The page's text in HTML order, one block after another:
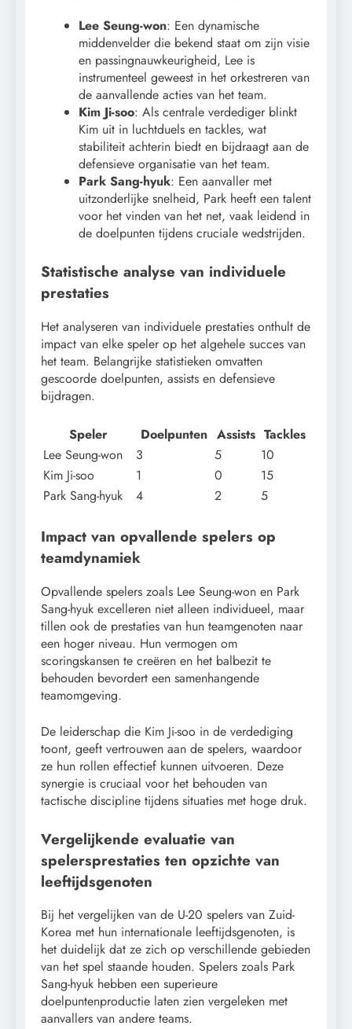
Lee Seung-won: Een dynamische
middenvelder die bekend staat om zijn visie
en passingnauwkeurigheid, Lee is
instrumenteel geweest in het orkestreren van
de aanvallende acties van het team.
Kim Ji-soo: Als centrale verdediger blinkt
Kim uit in luchtduels en tackles, wat
stabiliteit achterin biedt en bijdraagt aan de
defensieve organisatie van het team.
Park Sang-hyuk: Een aanvaller met
uitzonderlijke snelheid, Park heeft een talent
voor het vinden van het net, vaak leidend in
de doelpunten tijdens cruciale wedstrijden.
Statistische analyse van individuele
prestaties
Het analyseren van individuele prestaties onthult de
impact van elke speler op het algehele succes van
het team. Belangrijke statistieken omvatten
gescoorde doelpunten, assists en defensieve
bijdragen.
Speler Doelpunten Assists Tackles
Lee Seung-won
3 5
10
Kim Ji-soo
1 0
15
Park Sang-hyuk
4 2 5
Impact van opvallende spelers op
teamdynamiek
Opvallende spelers zoals Lee Seung-won en Park
Sang-hyuk excelleren niet alleen individueel, maar
tillen ook de prestaties van hun teamgenoten naar
een hoger niveau. Hun vermogen om
scoringskansen te creëren en het balbezit te
behouden bevordert een samenhangende
teamomgeving.
De leiderschap die Kim Ji-soo in de verdediging
toont, geeft vertrouwen aan de spelers, waardoor
ze hun rollen effectief kunnen uitvoeren. Deze
synergie is cruciaal voor het behouden van
tactische discipline tijdens situaties met hoge druk.
Vergelijkende evaluatie van
spelersprestaties ten opzichte van
leeftijdsgenoten
Bij het vergelijken van de U-20 spelers van Zuid-
Korea met hun internationale leeftijdsgenoten, is
het duidelijk dat ze zich op verschillende gebieden
van het spel staande houden. Spelers zoals Park
Sang-hyuk hebben een superieure
doelpuntenproductie laten zien vergeleken met
aanvallers van andere teams.